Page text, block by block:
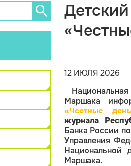
12 ИЮЛЯ 2026
Маршака
«Честные
журнала
Банка России
Управления
Национальной
Маршака.